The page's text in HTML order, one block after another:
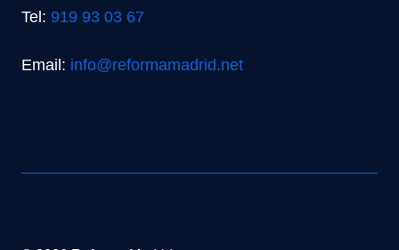
Tel: 919 93 03 67
Email: info@reformamadrid.net